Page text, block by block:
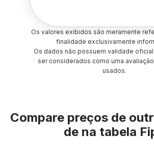
Os valores exibidos são meramente
finalidade exclusivamente
Os dados não possuem validade
ser considerados como uma
usados.
Compare preços de
de na tabela